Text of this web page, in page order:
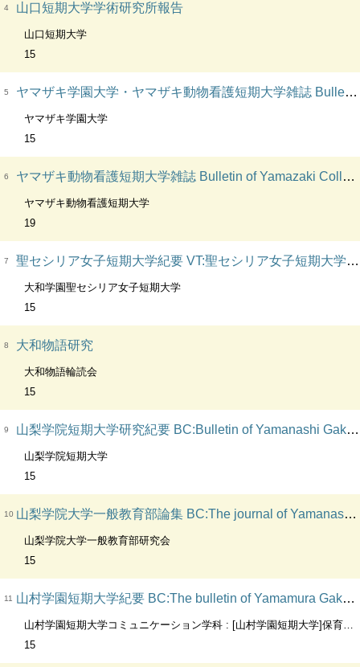
4 山口短期大学学術研究所報告
山口短期大学
15
5 ヤマザキ学園大学・ヤマザキ動物看護短期大学雑誌 Bulletin of Yamazaki Gakuen University and Yamazaki College of Animal Health Technology
ヤマザキ学園大学
15
6 ヤマザキ動物看護短期大学雑誌 Bulletin of Yamazaki College of Animal Health Technology
ヤマザキ動物看護短期大学
19
7 聖セシリア女子短期大学紀要 VT:聖セシリア女子短期大学紀要
大和学園聖セシリア女子短期大学
15
8 大和物語研究
大和物語輪読会
15
9 山梨学院短期大学研究紀要 BC:Bulletin of Yamanashi Gakuin Junior College. VT:研究紀要
山梨学院短期大学
15
10 山梨学院大学一般教育部論集 BC:The journal of Yamanashi Gakuin University. Humanities & sciences. OH:The journal of general education. Humanities & sciences. ST:一般教育部論集
山梨学院大学一般教育部研究会
15
11 山村学園短期大学紀要 BC:The bulletin of Yamamura Gakuen College
山村学園短期大学コミュニケーション学科 : [山村学園短期大学]保育学科
15